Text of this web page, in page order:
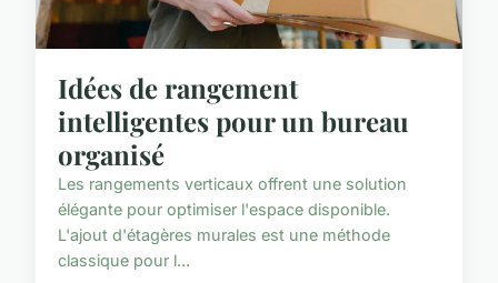
Idées de rangement
intelligentes pour un bureau
organisé
Les rangements verticaux offrent une solution
élégante pour optimiser l'espace disponible.
L'ajout d'étagères murales est une méthode
classique pour l...